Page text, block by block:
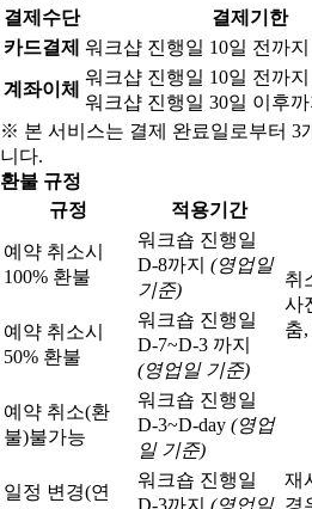
결제수단
결제기한
카드결제 워크샵 진행일 10일 전까지
계좌이체
워크샵 진행일 10일 전까
워크샵 진행일 30일 이후
※ 본 서비스는 결제 완료일로부터 3
니다.
환불 규정
규정
적용기간
예약 취소시
100% 환불
워크숍 진행일
D-8까지 (영업일
기준)
취
사
춤
예약 취소시
50% 환불
워크숍 진행일
D-7~D-3 까지
(영업일 기준)
예약 취소(환
불)불가능
워크숍 진행일
D-3~D-day (영업
일 기준)
일정 변경(연
워크숍 진행일
D-3까지 (영업일
재
경